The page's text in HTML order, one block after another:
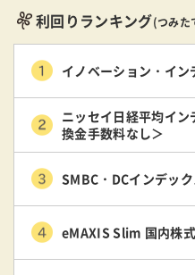
利回りランキング(つみた
イノベーション・イン
ニッセイ日経平均イン
換金手数料なし＞
SMBC・DCインデッ
eMAXIS Slim 国内株式